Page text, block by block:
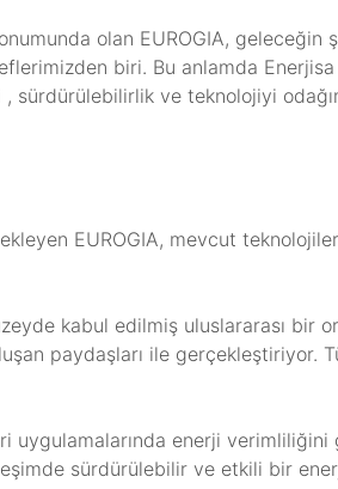
olan EUROGIA, geleceğin
biri. Bu anlamda
ve teknolojiyi
EUROGIA, mevcut
kabul edilmiş uluslararası bir
paydaşları ile gerçekleştiriyor.
uygulamalarında enerji verimliliğini
sürdürülebilir ve etkili bir